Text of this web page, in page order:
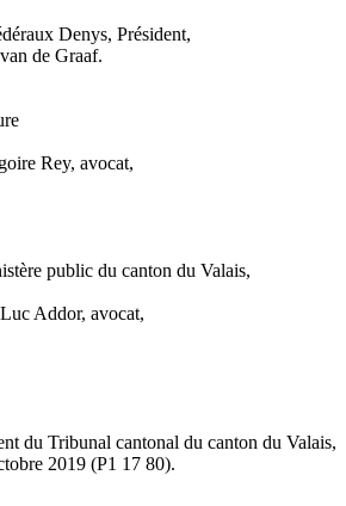
Denys, Président,
de Graaf.
Rey, avocat,
public du canton du Valais,
Addor, avocat,
du Tribunal cantonal du canton du Valais,
2019 (P1 17 80).